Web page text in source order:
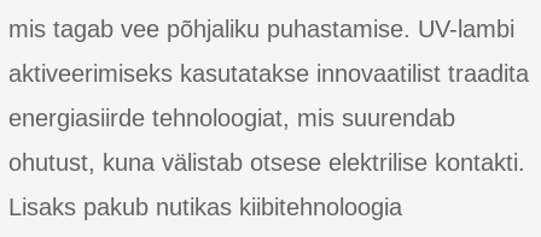
mis tagab vee põhjaliku puhastamise. UV-lambi
aktiveerimiseks kasutatakse innovaatilist traadita
energiasiirde tehnoloogiat, mis suurendab
ohutust, kuna välistab otsese elektrilise kontakti.
Lisaks pakub nutikas kiibitehnoloogia